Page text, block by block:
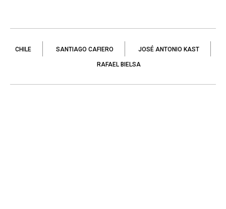
CHILE SANTIAGO CAFIERO JOSÉ ANTONIO KAST
RAFAEL BIELSA